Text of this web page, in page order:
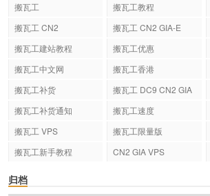
搬瓦工 搬瓦工教程
搬瓦工 CN2
搬瓦工 CN2 GIA-E
搬瓦工建站教程 搬瓦工优惠
搬瓦工中文网
搬瓦工香港
搬瓦工补货
搬瓦工 DC9 CN2 GIA
搬瓦工补货通知
搬瓦工速度
搬瓦工 VPS
搬瓦工限量版
搬瓦工新手教程
CN2 GIA VPS
归档